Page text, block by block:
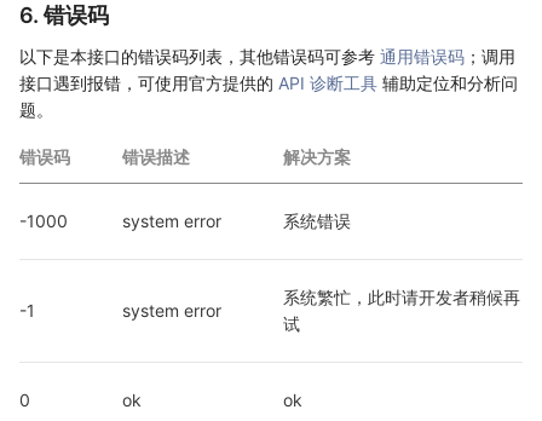
6. 错误码
以下是本接口的错误码列表，其他错误码可参考 通用错误码 ；调用
接口遇到报错，可使用官方提供的 API 诊断工具 辅助定位和分析问
题。
错误码 错误描述 解决方案
-1000 system error 系统错误
-1 system error
系统繁忙，此时请开发者稍候再
试
0 ok ok